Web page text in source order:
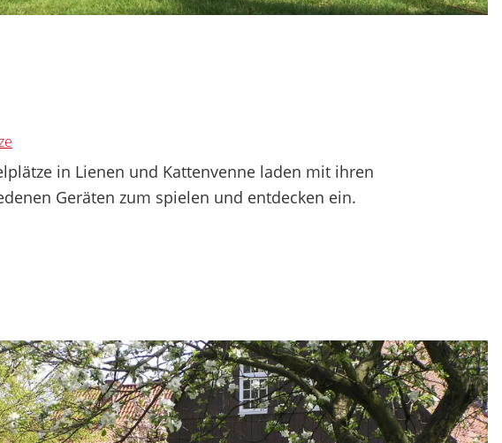
in Lienen und Kattenvenne laden mit ihren
Geräten zum spielen und entdecken ein.